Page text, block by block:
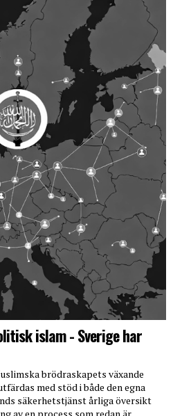
islam - Sverige har
brödraskapets växande
med stöd i både den egna
säkerhetstjänst årliga översikt